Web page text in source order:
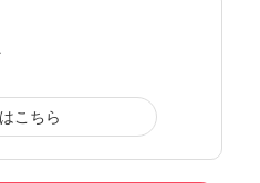
こちら